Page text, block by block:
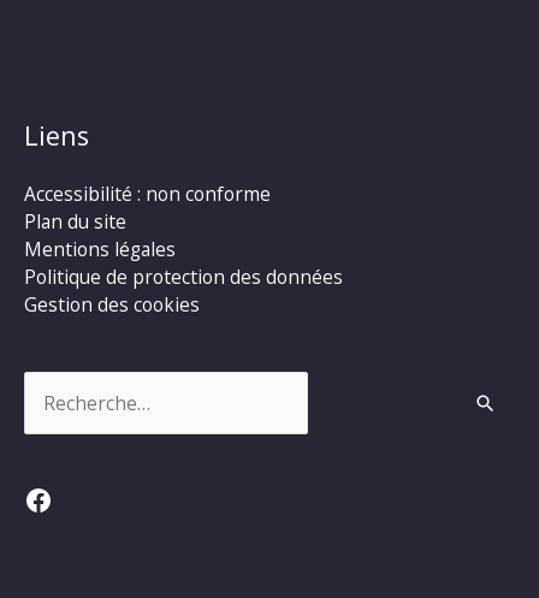
Liens
Accessibilité : non conforme
Plan du site
Mentions légales
Politique de protection des données
Gestion des cookies
Facebook